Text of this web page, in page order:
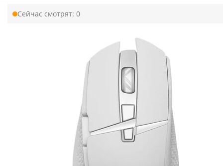
Сейчас смотрят: 0